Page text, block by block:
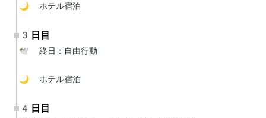
🌙 ホテル宿泊
3日目
🕊 終日：自由行動
🌙 ホテル宿泊
4日目